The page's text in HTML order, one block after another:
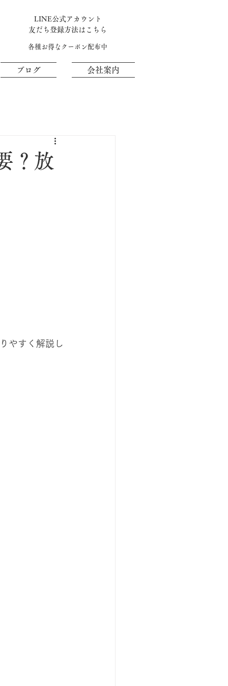
LINE公式アカウント
​友だち登録方法はこちら
各種お得なクーポン配布中
ブログ 会社案内
？放
やすく解説し